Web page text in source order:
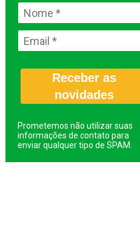
Receber as
novidades
Prometemos não utilizar suas
informações de contato para
enviar qualquer tipo de SPAM.